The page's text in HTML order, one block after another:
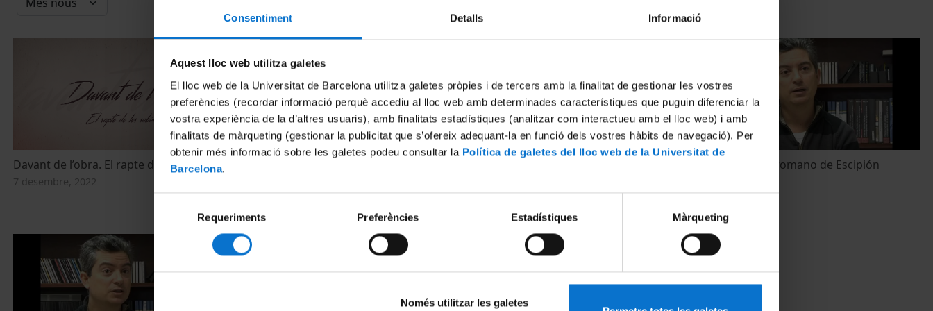
Consentiment Detalls Informació
Aquest lloc web utilitza galetes
El lloc web de la Universitat de Barcelona utilitza galetes pròpies i de tercers amb la finalitat de gestionar les vostres
preferències (recordar informació perquè accediu al lloc web amb determinades característiques que puguin diferenciar la
vostra experiència de la d’altres usuaris), amb finalitats estadístiques (analitzar com interactueu amb el lloc web) i amb
finalitats de màrqueting (gestionar la publicitat que s’ofereix adequant-la en funció dels vostres hàbits de navegació). Per
obtenir més informació sobre les galetes podeu consultar la Política de galetes del lloc web de la Universitat de
Barcelona.
consentiment
Requeriments Preferències Estadístiques Màrqueting
Només utilitzar les galetes
Davant de l’obra. El rapte de les sabines
7 desembre, 2022
Romano
5 febrer, 2014
5 febrer, 2014
Campamento romano de Escipión